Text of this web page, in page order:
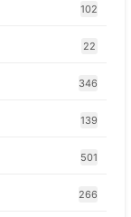
102
22
346
139
501
266